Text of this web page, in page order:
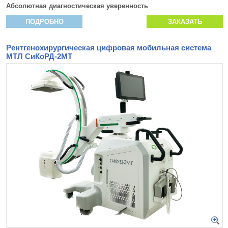
Абсолютная диагностическая уверенность
ПОДРОБНО ЗАКАЗАТЬ
Рентгенохирургическая цифровая мобильная система
МТЛ СиКоРД-2МТ